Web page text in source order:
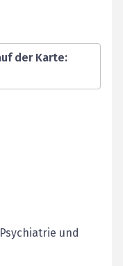
der Karte:
und